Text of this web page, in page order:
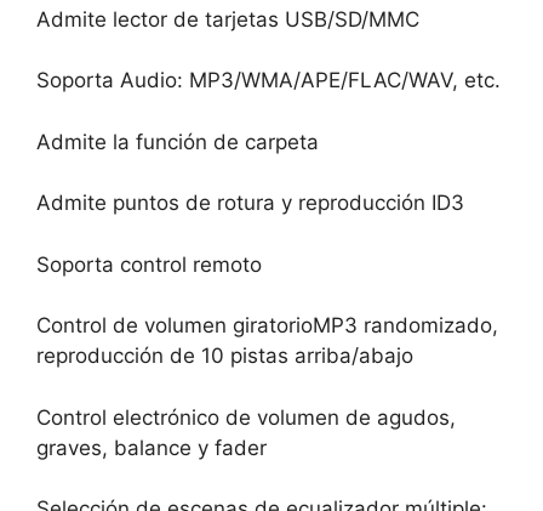
Admite lector de tarjetas USB/SD/MMC
Soporta Audio: MP3/WMA/APE/FLAC/WAV, etc.
Admite la función de carpeta
Admite puntos de rotura y reproducción ID3
Soporta control remoto
Control de volumen giratorioMP3 randomizado,
reproducción de 10 pistas arriba/abajo
Control electrónico de volumen de agudos,
graves, balance y fader